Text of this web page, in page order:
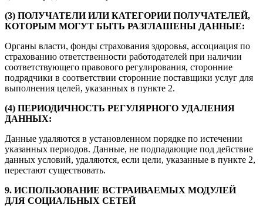
(3) ПОЛУЧАТЕЛИ ИЛИ КАТЕГОРИИ ПОЛУЧАТЕЛЕЙ,
КОТОРЫМ МОГУТ БЫТЬ РАЗГЛАШЕНЫ ДАННЫЕ:
Органы власти, фонды страхования здоровья, ассоциация по
страхованию ответственности работодателей при наличии
соответствующего правового регулирования, сторонние
подрядчики в соответствии сторонние поставщики услуг для
выполнения целей, указанных в пункте 2.
(4) ПЕРИОДИЧНОСТЬ РЕГУЛЯРНОГО УДАЛЕНИЯ
ДАННЫХ:
Данные удаляются в установленном порядке по истечении
указанных периодов. Данные, не подпадающие под действие
данных условий, удаляются, если цели, указанные в пункте 2,
перестают существовать.
9. ИСПОЛЬЗОВАНИЕ ВСТРАИВАЕМЫХ МОДУЛЕЙ
ДЛЯ СОЦИАЛЬНЫХ СЕТЕЙ